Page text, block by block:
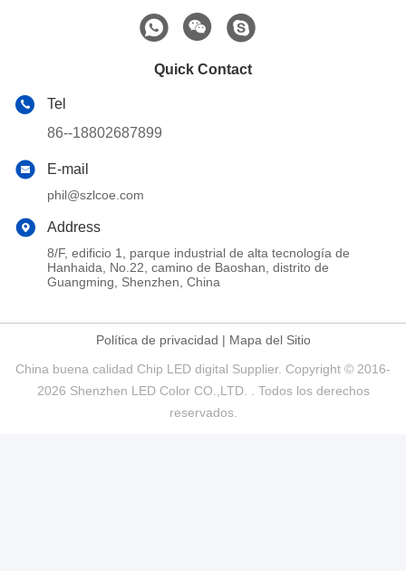
Quick Contact
Tel
86--18802687899
E-mail
phil@szlcoe.com
Address
8/F, edificio 1, parque industrial de alta tecnología de
Hanhaida, No.22, camino de Baoshan, distrito de
Guangming, Shenzhen, China
Política de privacidad | Mapa del Sitio
China buena calidad Chip LED digital Supplier. Copyright © 2016-
2026 Shenzhen LED Color CO.,LTD. . Todos los derechos
reservados.